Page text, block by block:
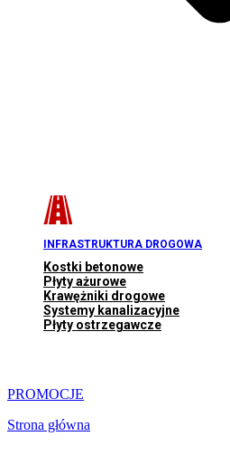
INFRASTRUKTURA DROGOWA
Kostki betonowe
Płyty ażurowe
Krawężniki drogowe
Systemy kanalizacyjne
Płyty ostrzegawcze
PROMOCJE
Strona główna